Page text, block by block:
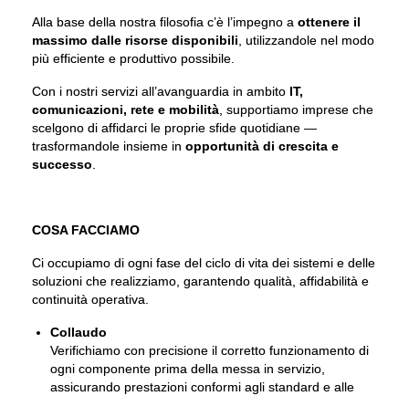
Alla base della nostra filosofia c’è l’impegno a ottenere il
massimo dalle risorse disponibili , utilizzandole nel modo
più efficiente e produttivo possibile.
Con i nostri servizi all’avanguardia in ambito IT,
comunicazioni, rete e mobilità , supportiamo imprese che
scelgono di affidarci le proprie sfide quotidiane —
trasformandole insieme in opportunità di crescita e
successo
COSA FACCIAMO
Ci occupiamo di ogni fase del ciclo di vita dei sistemi e delle
soluzioni che realizziamo, garantendo qualità, affidabilità e
continuità operativa.
Collaudo
Verifichiamo con precisione il corretto funzionamento di
ogni componente prima della messa in servizio,
assicurando prestazioni conformi agli standard e alle